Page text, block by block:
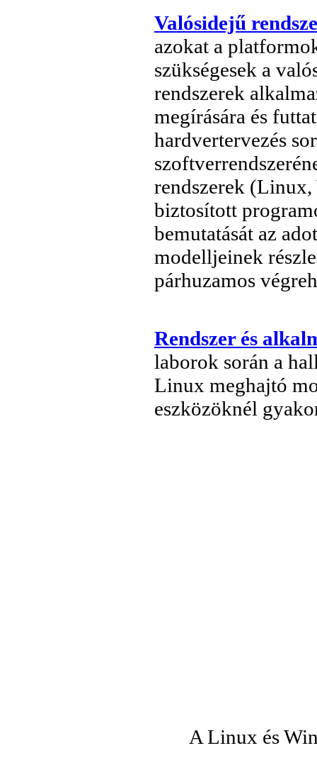
Valósidejű
azokat a
szükségesek a
rendszerek
megírására és
hardvertervezés
rendszerek (Linux,
biztosított
bemutatását az
modelljeinek
párhuzamos
Rendszer és
laborok során a
Linux meghajtó
eszközöknél
A Linux és